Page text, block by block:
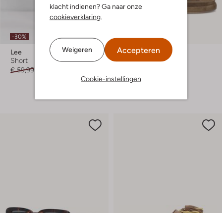
klacht indienen? Ga naar onze
cookieverklaring
Weigeren Accepteren
Cookie-instellingen
-30%
Lee
Short
€ 59,99
-50%
Blasz
Teenslippers